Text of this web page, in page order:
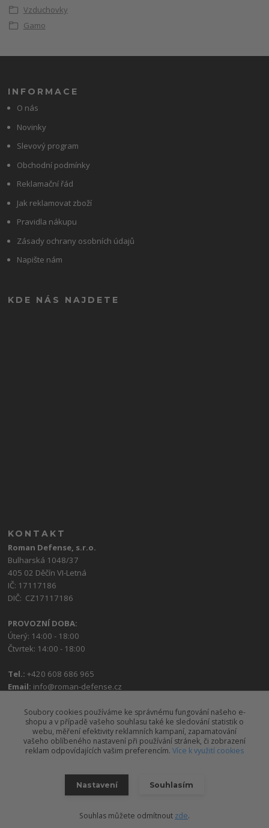
Vzduchovky
Gamo
INFORMACE
O nás
Novinky
Slevový program
Obchodní podmínky
Reklamační řád
Jak reklamovat zboží
Pravidla nákupu
Zásady ochrany osobních údajů
Napište nám
KDE NÁS NAJDETE
KONTAKT
Roman Defense, s.r.o.
Bulharská 1048/37
405 02 Děčín VI-Letná
IČ: 17117186
DIČ: CZ17117186
PROVOZNÍ DOBA:
Úterý: 14:00 - 18:00
Čtvrtek: 14:00 - 18:00
Tel.:+420 608 686 965
Email: info@roman-defense.cz
Vytvořeno na
Eshop-rychle.cz
Soubory cookies používáme ke správnému fungování našeho e-
shopu a v případě vašeho souhlasu také ke sledování statistik o
webu, měření efektivity reklamních kampaní, zapamatování
vašeho oblíbeného nastavení při používání stránek, či zobrazení
reklam odpovídajících vašim preferencím. Více k využití cookies
Nastavení Souhlasím
Souhlas můžete odmítnout zde.